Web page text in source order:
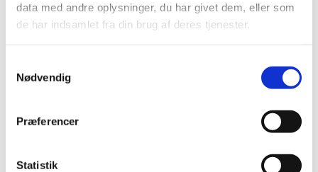
data med andre oplysninger, du har givet dem, eller som
de har indsamlet fra din brug af deres tjenester.
Nødvendig
Præferencer
Statistik